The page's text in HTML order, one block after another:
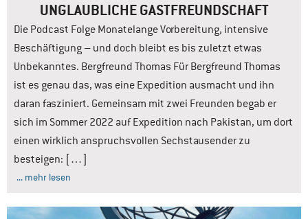
UNGLAUBLICHE GASTFREUNDSCHAFT
Die Podcast Folge Monatelange Vorbereitung, intensive
Beschäftigung – und doch bleibt es bis zuletzt etwas
Unbekanntes. Bergfreund Thomas Für Bergfreund Thomas
ist es genau das, was eine Expedition ausmacht und ihn
daran fasziniert. Gemeinsam mit zwei Freunden begab er
sich im Sommer 2022 auf Expedition nach Pakistan, um dort
einen wirklich anspruchsvollen Sechstausender zu
besteigen: […]
... mehr lesen